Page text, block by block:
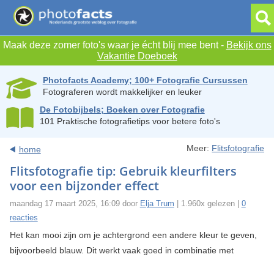
Maak deze zomer foto's waar je écht blij mee bent - Bekijk ons
Vakantie Doeboek
Photofacts Academy; 100+ Fotografie Cursussen
Fotograferen wordt makkelijker en leuker
De Fotobijbels; Boeken over Fotografie
101 Praktische fotografietips voor betere foto's
home Meer: Flitsfotografie
Flitsfotografie tip: Gebruik kleurfilters
voor een bijzonder effect
maandag 17 maart 2025, 16:09 door Elja Trum | 1.960x gelezen | 0
reacties
Het kan mooi zijn om je achtergrond een andere kleur te geven,
bijvoorbeeld blauw. Dit werkt vaak goed in combinatie met